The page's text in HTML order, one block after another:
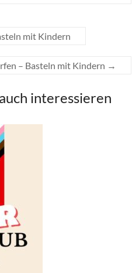
mit Kindern
– Basteln mit Kindern →
interessieren